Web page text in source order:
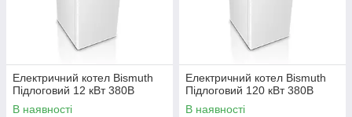
Електричний котел Bismuth
Підлоговий 12 кВт 380В
В наявності
Електричний котел Bismuth
Підлоговий 120 кВт 380В
В наявності